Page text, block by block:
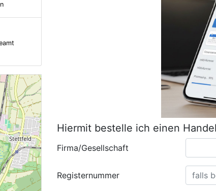
Hiermit bestelle ich einen
Firma/Gesellschaft
Registernummer